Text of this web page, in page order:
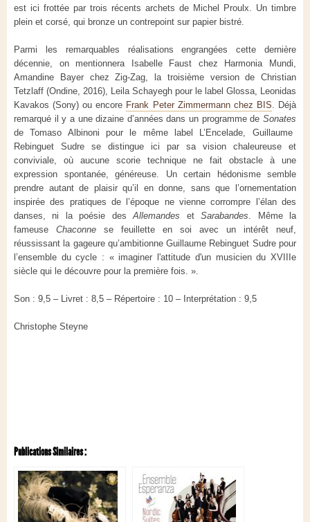
est ici frottée par trois récents archets de Michel Proulx. Un timbre
plein et corsé, qui bronze un contrepoint sur papier bistré.
Parmi les remarquables réalisations engrangées cette dernière
décennie, on mentionnera Isabelle Faust chez Harmonia Mundi,
Amandine Bayer chez Zig-Zag, la troisième version de Christian
Tetzlaff (Ondine, 2016), Leila Schayegh pour le label Glossa, Leonidas
Kavakos (Sony) ou encore Frank Peter Zimmermann chez BIS . Déjà
remarqué il y a une dizaine d’années dans un programme de Sonates
de Tomaso Albinoni pour le même label L’Encelade, Guillaume
Rebinguet Sudre se distingue ici par sa vision chaleureuse et
conviviale, où aucune scorie technique ne fait obstacle à une
expression spontanée, généreuse. Un certain hédonisme semble
prendre autant de plaisir qu’il en donne, sans que l’ornementation
inspirée des pratiques de l’époque ne vienne corrompre l’élan des
danses, ni la poésie desAllemandes etSarabandes . Même la
fameuse Chaconne se feuillette en soi avec un intérêt neuf,
réussissant la gageure qu’ambitionne Guillaume Rebinguet Sudre pour
l’ensemble du cycle : « imaginer l'attitude d'un musicien du XVIIIe
siècle qui le découvre pour la première fois. ».
Son : 9,5 – Livret : 8,5 – Répertoire : 10 – Interprétation : 9,5
Christophe Steyne
Publications Similaires :